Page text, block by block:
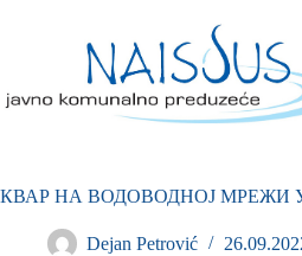
КВАР НА ВОДОВОДНОЈ МРЕЖИ
Dejan Petrović